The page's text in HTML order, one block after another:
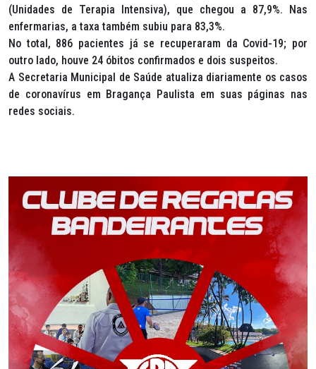
(Unidades de Terapia Intensiva), que chegou a 87,9%. Nas
enfermarias, a taxa também subiu para 83,3%.
No total, 886 pacientes já se recuperaram da Covid-19; por
outro lado, houve 24 óbitos confirmados e dois suspeitos.
A Secretaria Municipal de Saúde atualiza diariamente os casos
de coronavírus em Bragança Paulista em suas páginas nas
redes sociais.